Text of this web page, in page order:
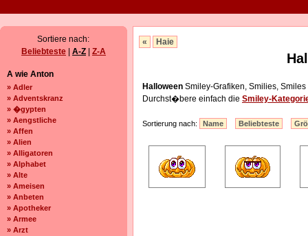
Sortiere nach:
Beliebteste
A-Z Z-A
A wie Anton
» Adler
» Adventskranz
» �gypten
» Aengstliche
» Affen
» Alien
» Alligatoren
» Alphabet
» Alte
» Ameisen
» Anbeten
» Apotheker
» Armee
» Arzt
« Haie
Halloween Smiley-Grafiken, Smilies,
Durchst�bere einfach die Smiley-
Sortierung nach: Name Beliebteste